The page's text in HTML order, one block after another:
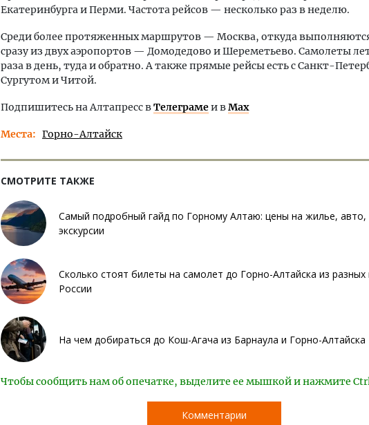
Екатеринбурга и Перми. Частота рейсов — несколько раз в неделю.
Среди более протяженных маршрутов — Москва, откуда
сразу из двух аэропортов — Домодедово и Шереметьево. Самолеты
раза в день, туда и обратно. А также прямые рейсы есть с Санкт-
Сургутом и Читой.
Подпишитесь на Алтапресс вТелеграмеи вMax
Места Горно-Алтайск
СМОТРИТЕ ТАКЖЕ
Самый подробный гайд по Горному Алтаю: цены на жилье, авто,
экскурсии
Сколько стоят билеты на самолет до Горно-Алтайска из разных
России
На чем добираться до Кош-Агача из Барнаула и Горно-Алтайска
Чтобы сообщить нам об опечатке, выделите ее мышкой и нажмите
Комментарии